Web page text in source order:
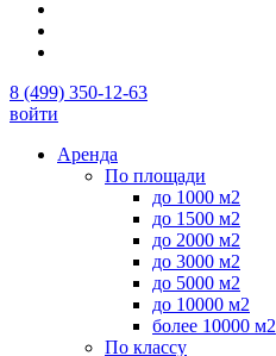
8 (499) 350-12-63
войти
Аренда
По площади
до 1000 м2
до 1500 м2
до 2000 м2
до 3000 м2
до 5000 м2
до 10000 м2
более 10000 м2
По классу